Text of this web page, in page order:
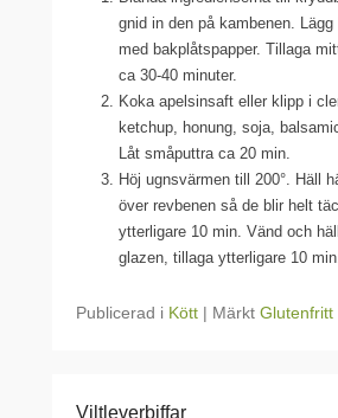
gnid in den på kambenen.
med bakplåtspapper. Tillaga
ca 30-40 minuter.
Koka apelsinsaft eller klipp i
ketchup, honung, soja,
Låt småputtra ca 20 min.
Höj ugnsvärmen till 200°. Häll
över revbenen så de blir helt
ytterligare 10 min. Vänd och
glazen, tillaga ytterligare 10 min.
Publicerad i Kött | Märkt Glutenfritt
Viltleverbiffar